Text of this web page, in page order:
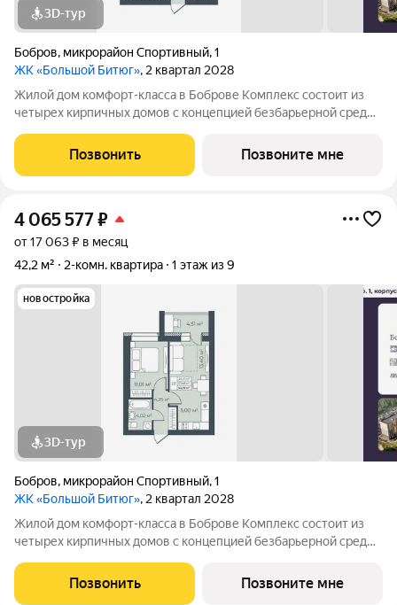
3D-тур
Бобров, микрорайон Спортивный,1
ЖК «Большой Битюг», 2 квартал 2028
Жилой дом комфорт-класса в Боброве Комплекс состоит из
четырех кирпичных домов с концепцией безбарьерной среды,
пожилых людей и родителей с колясками. Функциональное
использование квадратных
Позвонить Позвоните мне
4 065 577₽
от 17 063 ₽ в месяц
42,2 м²
2-комн. квартира 1 этаж из 9
новостройка
3D-тур
Бобров, микрорайон Спортивный,1
ЖК «Большой Битюг», 2 квартал 2028
Жилой дом комфорт-класса в Боброве Комплекс состоит из
четырех кирпичных домов с концепцией безбарьерной среды,
пожилых людей и родителей с колясками. Функциональное
использование квадратных
Позвонить Позвоните мне